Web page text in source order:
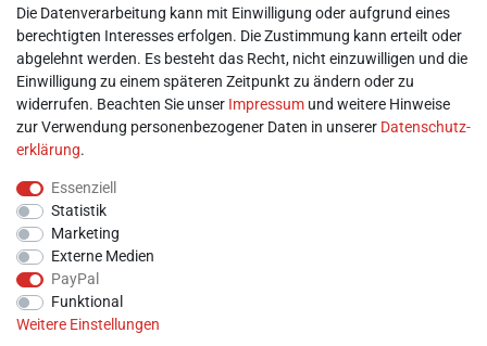
Mein Konto
► Registrieren
► Login
► Warenkorb
► Zur Kasse
Die Datenverarbeitung kann mit Einwilligung oder aufgrund eines
berechtigten Interesses erfolgen. Die Zustimmung kann erteilt oder
abgelehnt werden. Es besteht das Recht, nicht einzuwilligen und die
Einwilligung zu einem späteren Zeitpunkt zu ändern oder zu
widerrufen. Beachten Sie unser Impressum und weitere Hinweise
zur Verwendung personenbezogener Daten in unserer Daten­schutz­
erklärung.
Essenziell
Statistik
Marketing
Externe Medien
PayPal
Funktional
Weitere Einstellungen